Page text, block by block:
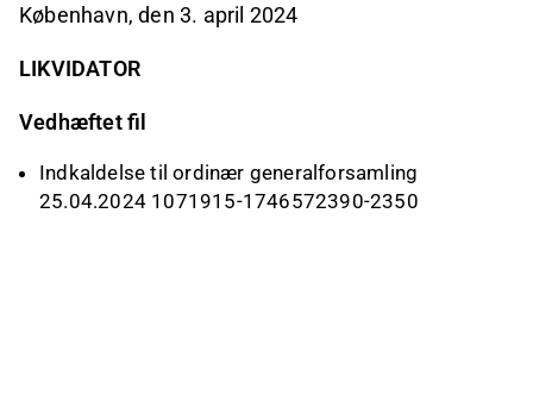
København, den 3. april 2024
LIKVIDATOR
Vedhæftet fil
Indkaldelse til ordinær generalforsamling
25.04.2024 1071915-1746572390-2350